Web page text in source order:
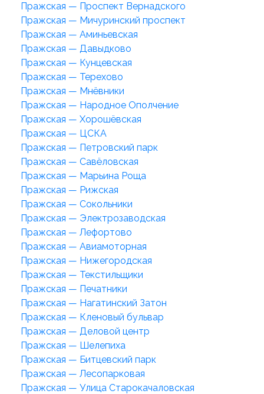
Пражская — Проспект Вернадского
Пражская — Мичуринский проспект
Пражская — Аминьевская
Пражская — Давыдково
Пражская — Кунцевская
Пражская — Терехово
Пражская — Мнёвники
Пражская — Народное Ополчение
Пражская — Хорошёвская
Пражская — ЦСКА
Пражская — Петровский парк
Пражская — Савёловская
Пражская — Марьина Роща
Пражская — Рижская
Пражская — Сокольники
Пражская — Электрозаводская
Пражская — Лефортово
Пражская — Авиамоторная
Пражская — Нижегородская
Пражская — Текстильщики
Пражская — Печатники
Пражская — Нагатинский Затон
Пражская — Кленовый бульвар
Пражская — Деловой центр
Пражская — Шелепиха
Пражская — Битцевский парк
Пражская — Лесопарковая
Пражская — Улица Старокачаловская